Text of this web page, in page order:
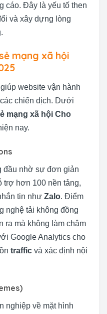
cáo. Đây là yếu tố then
và xây dựng lòng
mạng xã hội
website vận hành
chiến dịch. Dưới
mạng xã hội Cho
nay.
đầu nhờ sự đơn giản
trợ hơn 100 nền tảng,
tin như Zalo. Điểm
nghệ tải không đồng
ra mà không làm chậm
Google Analytics cho
traffic và xác định nội
nghiệp về mặt hình